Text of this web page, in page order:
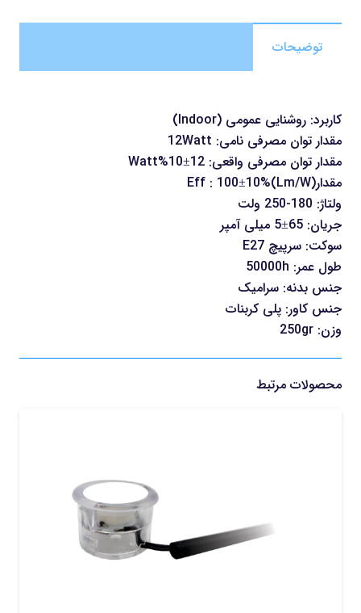
توضیحات
کاربرد: روشنایی عمومی (Indoor)
مقدار توان مصرفی نامی: 12Watt
مقدار توان مصرفی واقعی: 12±10%Watt
مقدارEff : 100±10%(Lm/W)
ولتاژ: 180-250 ولت
جریان: 65±5 میلی آمپر
سوکت: سرپیچ E27
طول عمر: 50000h
جنس بدنه: سرامیک
جنس کاور: پلی کربنات
وزن: 250gr
محصولات مرتبط